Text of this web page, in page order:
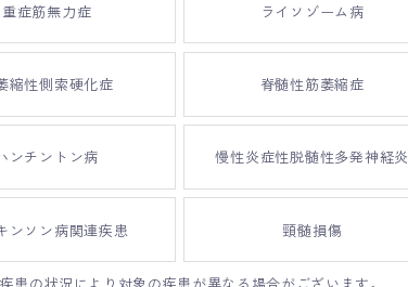
重症筋無力症 ライソゾーム病
縮性側索硬化症 脊髄性筋萎縮症
ンチントン病 慢性炎症性脱髄性多発神経炎
ンソン病関連疾患 頸髄損傷